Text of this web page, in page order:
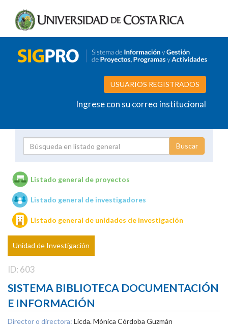
USUARIOS REGISTRADOS
Ingrese con su correo institucional
Unidades de investigación
Listado general de proyectos
Listado general de investigadores
Listado general de unidades de investigación
Unidad de Investigación
ID: 603
SISTEMA BIBLIOTECA DOCUMENTACIÓN
E INFORMACIÓN
Director o directora: Licda. Mónica Córdoba Guzmán